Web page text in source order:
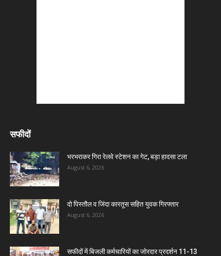
सफीदों
भरभराकर गिरा रेलवे स्टेशन का गेट, बड़ा हादसा टला
August 6, 2026
दो पिस्तौल व जिंदा कारतूस सहित युवक गिरफ्तार
August 6, 2026
सफीदों में बिजली कर्मचारियों का जोरदार प्रदर्शन 11-13